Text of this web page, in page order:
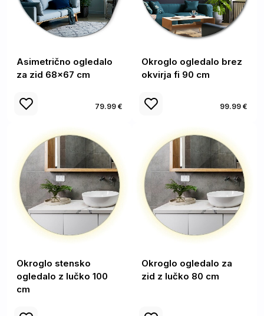
Asimetrično ogledalo
za zid 68x67 cm
79.99 €
Okroglo ogledalo brez
okvirja fi 90 cm
99.99 €
Okroglo stensko
ogledalo z lučko 100
cm
Okroglo ogledalo za
zid z lučko 80 cm